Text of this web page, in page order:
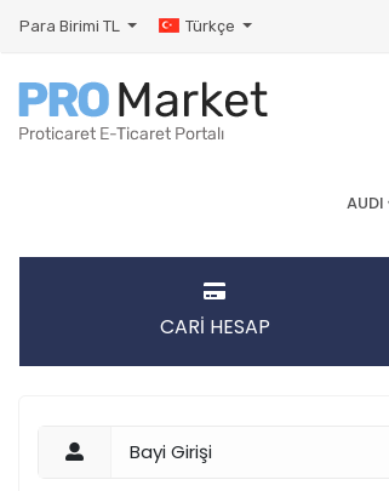
Para Birimi TL Türkçe
AUDI
CARİ HESAP
Bayi Girişi